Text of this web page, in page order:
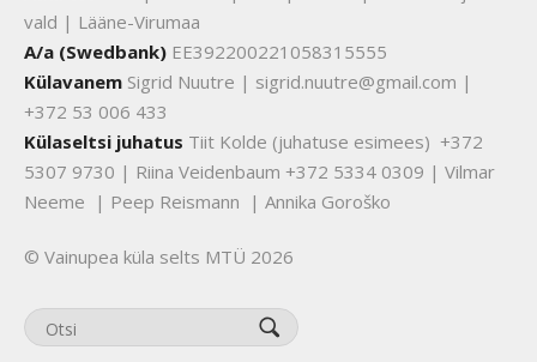
vald | Lääne-Virumaa
A/a (Swedbank) EE392200221058315555
Külavanem Sigrid Nuutre | sigrid.nuutre@gmail.com |
+372 53 006 433
Külaseltsi juhatus Tiit Kolde (juhatuse esimees) +372
5307 9730 | Riina Veidenbaum +372 5334 0309 | Vilmar
Neeme | Peep Reismann | Annika Goroško
© Vainupea küla selts MTÜ 2026